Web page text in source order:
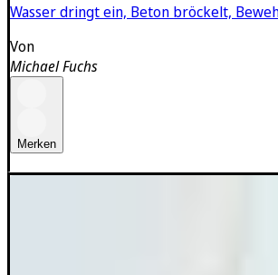
Wasser dringt ein, Beton bröckelt,
Von
Michael Fuchs
Merken